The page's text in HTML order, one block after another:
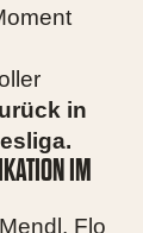
in
IM
Flo